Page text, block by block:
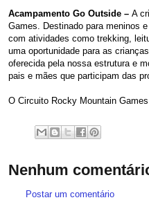
Acampamento Go Outside – A
Games. Destinado para meninos
com atividades como trekking,
uma oportunidade para as
oferecida pela nossa estrutura e
pais e mães que participam das
O Circuito Rocky Mountain
Nenhum
Postar um comentário